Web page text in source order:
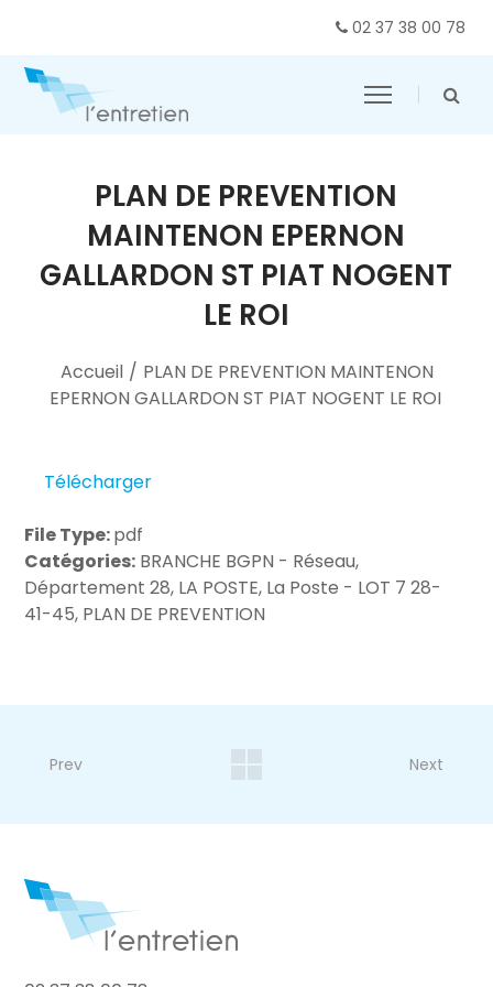
02 37 38 00 78
PLAN DE PREVENTION
MAINTENON EPERNON
GALLARDON ST PIAT NOGENT
LE ROI
Accueil / PLAN DE PREVENTION MAINTENON
EPERNON GALLARDON ST PIAT NOGENT LE ROI
Télécharger
File Type:pdf
Catégories: BRANCHE BGPN - Réseau,
Département 28, LA POSTE, La Poste - LOT 7 28-
41-45, PLAN DE PREVENTION
Prev Next